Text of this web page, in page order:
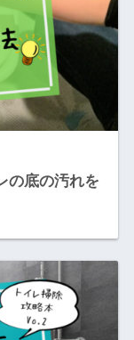
の底の汚れを